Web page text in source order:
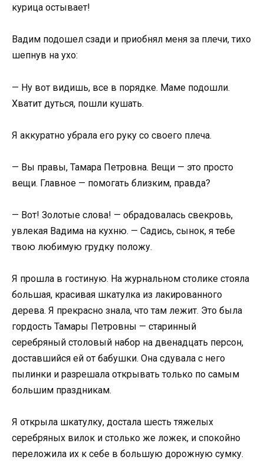
курица остывает!
Вадим подошел сзади и приобнял меня за плечи, тихо
шепнув на ухо:
— Ну вот видишь, все в порядке. Маме подошли.
Хватит дуться, пошли кушать.
Я аккуратно убрала его руку со своего плеча.
— Вы правы, Тамара Петровна. Вещи — это просто
вещи. Главное — помогать близким, правда?
— Вот! Золотые слова! — обрадовалась свекровь,
увлекая Вадима на кухню. — Садись, сынок, я тебе
твою любимую грудку положу.
Я прошла в гостиную. На журнальном столике стояла
большая, красивая шкатулка из лакированного
дерева. Я прекрасно знала, что там лежит. Это была
гордость Тамары Петровны — старинный
серебряный столовый набор на двенадцать персон,
доставшийся ей от бабушки. Она сдувала с него
пылинки и разрешала открывать только по самым
большим праздникам.
Я открыла шкатулку, достала шесть тяжелых
серебряных вилок и столько же ложек, и спокойно
переложила их к себе в большую дорожную сумку.